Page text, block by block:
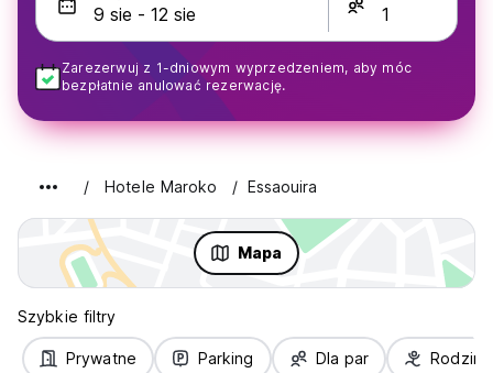
Zarezerwuj z 1-dniowym wyprzedzeniem, aby móc
bezpłatnie anulować rezerwację.
Hotele Maroko Essaouira
Mapa
Szybkie filtry
Prywatne Parking Dla par Rodziny